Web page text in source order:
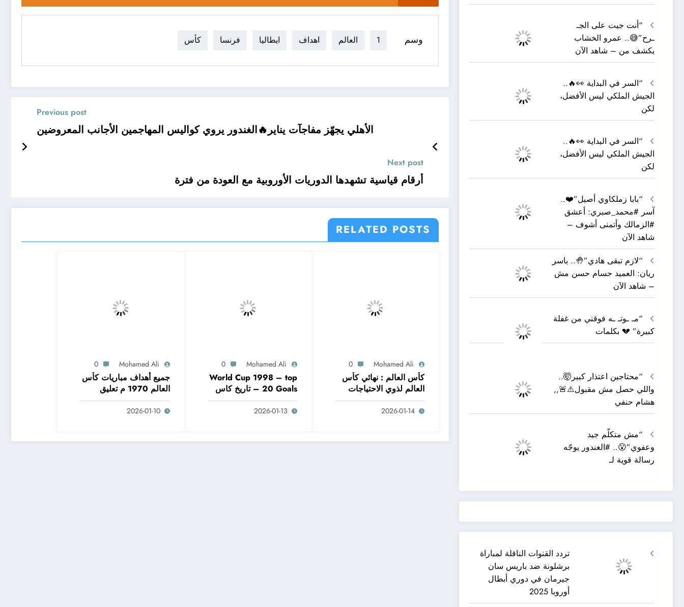
“أنت جيت على الجـ
ـرح”😅.. عمرو الخشاب
يكشف من – شاهد الآن
“السر في البداية 👀🔥..
الجيش الملكي ليس الأفضل،
لكن
“السر في البداية 👀🔥..
الجيش الملكي ليس الأفضل،
لكن
“بابا زملكاوي أصيل”❤️..
آسر #محمد_صبري: أعشق
#الزمالك وأتمنى أشوف –
شاهد الآن
“لازم تبقى هادي”🤚.. ياسر
ريان: العميد حسام حسن مش
– شاهد الآن
“مـ ـوتـ ـه فوقني من غفلة
كبيرة” 💔 بكلمات
“محتاجين اعتذار كبير🤯..
واللي حصل مش مقبول⚠️🚨,,
هشام حنفي
“مش متكلّم جيد
وعفوي”😮.. #الغندور يوجّه
رسالة قوية لـ
تردد القنوات الناقلة لمباراة
برشلونة ضد باريس سان
جيرمان في دوري أبطال
أوروبا 2025
وسم 1 العالم اهداف ايطاليا فرنسا كأس
Previous post
الأهلي يجهّز مفاجآت يناير🔥الغندور يروي كواليس المهاجمين الأجانب المعروضين
Next post
أرقام قياسية تشهدها الدوريات الأوروبية مع العودة من فترة
RELATED POSTS
Mohamed Ali
0
كأس العالم : نهائي كأس
العالم لذوي الاحتياجات
الخاصة 2010
2026-01-14
Mohamed Ali
0
World Cup 1998 – top
20 Goals – تاريخ كاس
العالم
2026-01-13
Mohamed Ali
0
جميع أهداف مباريات كأس
العالم 1970 م تعليق
عربي – تاريخ كاس العالم
2026-01-10